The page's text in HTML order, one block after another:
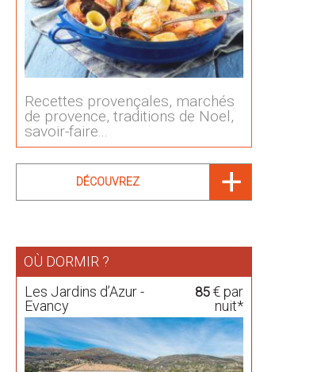
Recettes provençales, marchés
de provence, traditions de Noel,
savoir-faire...
DÉCOUVREZ
OÙ DORMIR ?
Les Jardins d’Azur -
Evancy
85€ par
nuit*